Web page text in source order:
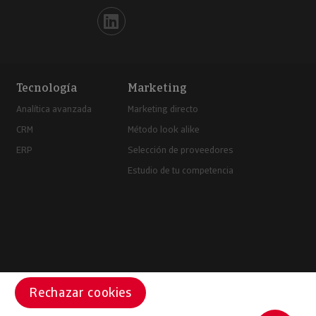
Iberinform en Linkedin
Tecnología
Analítica avanzada
CRM
ERP
Marketing
Marketing directo
Método look alike
Selección de proveedores
Estudio de tu competencia
Rechazar cookies